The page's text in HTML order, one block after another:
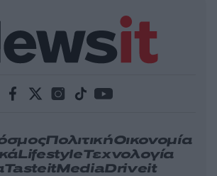
ΠολιτικήΟικονομία
LifestyleΤεχνολογία
TasteitMediaDriveit